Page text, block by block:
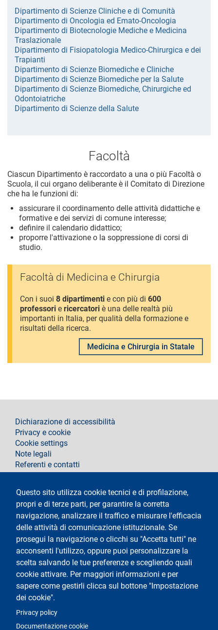
Dipartimento di Scienze Cliniche e di Comunità
Dipartimento di Oncologia ed Emato-Oncologia
Dipartimento di Biotecnologie Mediche e Medicina
Traslazionale
Dipartimento di Fisiopatologia Medico-Chirurgica e dei
Trapianti
Dipartimento di Scienze Biomediche e Cliniche
Dipartimento di Scienze Biomediche per la Salute
Dipartimento di Scienze Biomediche, Chirurgiche ed
Odontoiatriche
Dipartimento di Scienze della Salute
Facoltà
Ciascun Dipartimento è raccordato a una o più Facoltà o
Scuola, il cui organo deliberante è il Comitato di Direzione
che ha le funzioni di:
assicurare il coordinamento delle attività didattiche e
formative e dei servizi di comune interesse;
definire il calendario didattico;
proporre l'attivazione o la soppressione di corsi di
studio.
Facoltà di Medicina e Chirurgia
Con i suoi 8 dipartimenti e con più di 600
professori e ricercatori è una delle realtà più
importanti in Italia, per qualità della formazione e
risultati della ricerca.
Medicina e Chirurgia in Statale
Questo sito utilizza cookie tecnici e di profilazione,
propri e di terze parti, per garantire la corretta
navigazione, analizzare il traffico e misurare l'efficacia
delle attività di comunicazione istituzionale. Se
prosegui la navigazione o clicchi su "Accetta tutti" ne
acconsenti l'utilizzo, oppure puoi personalizzare la
scelta salvando le tue preferenze e scegliendo quali
cookie attivare. Per maggiori informazioni e per
sapere come gestirli clicca sul bottone "Impostazione
dei cookie".
Privacy policy
Documentazione cookie
footer
Dichiarazione di accessibilità
Privacy e cookie
Cookie settings
Note legali
Referenti e contatti
Testo
Università degli Studi di Milano
Via Festa del Perdono 7 - 20122 Milano
Tel.+39 02 5032 5032
Posta elettronica certificata
Logo